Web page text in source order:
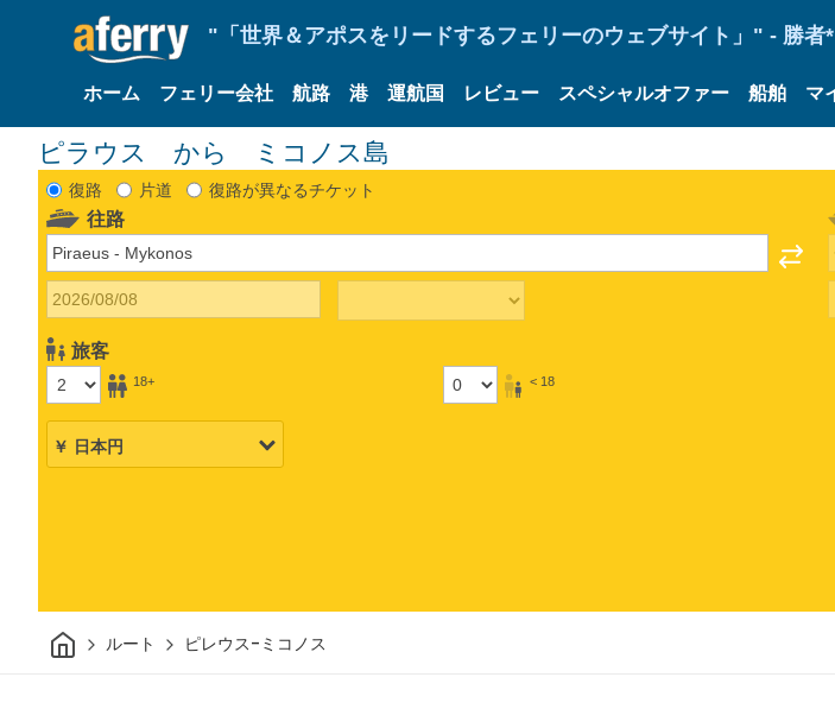
"「世界＆アポスをリードするフェリーのウェブサイト」" - 勝者*
ホーム フェリー会社 航路 港 運航国 レビュー スペシャルオファー 船舶 マ
ピラウス から ミコノス島
復路 片道 復路が異なるチケット
往路
旅客
18+ < 18
家 ルート ピレウス-ミコノス